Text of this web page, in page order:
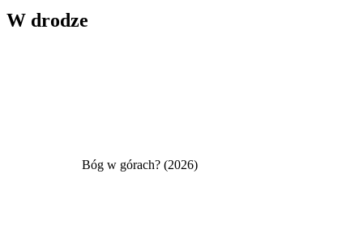
W drodze
Bóg w górach? (2026)